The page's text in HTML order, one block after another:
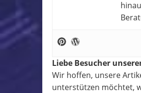
Liebe Besucher
Wir hoffen, unsere
unterstützen möchtet,